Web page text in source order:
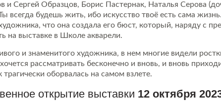
Сергей Образцов, Борис Пастернак, Наталья Серова
всегда будешь жить, ибо искусство твоё есть сама
что она создала его бюст, который, наряду с
на выставке в Школе акварели.
и знаменитого художника, в нем многие видели
рассматривать бесконечно и вновь, и вновь
оборвалась на самом взлете.
открытие выставки 12 октября